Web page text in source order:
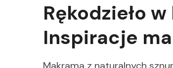
Rękodzieło
Inspiracje
Makrama z naturalnych